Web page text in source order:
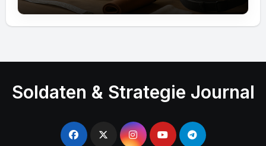
Soldaten & Strategie Journal